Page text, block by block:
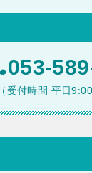
053-
（受付時間 平日